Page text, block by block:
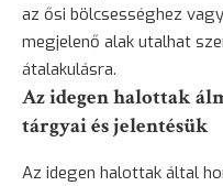
az ősi bölcsességhez
megjelenő alak utalhat
átalakulásra.
Az idegen halottak
tárgyai és jelentésük
Az idegen halottak által